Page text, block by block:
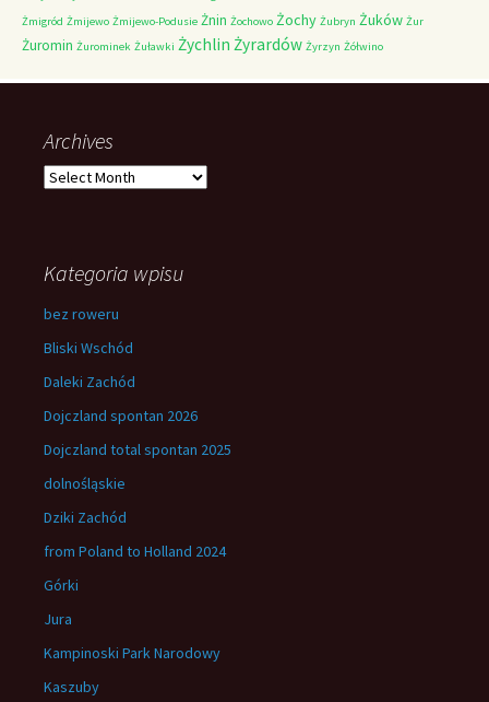
Żmigród Żmijewo Żmijewo-Podusie Żnin Żochowo Żochy Żubryn Żuków Żur
Żuromin Żurominek Żuławki Żychlin Żyrardów Żyrzyn Żółwino
Archives
Archives
Kategoria wpisu
bez roweru
Bliski Wschód
Daleki Zachód
Dojczland spontan 2026
Dojczland total spontan 2025
dolnośląskie
Dziki Zachód
from Poland to Holland 2024
Górki
Jura
Kampinoski Park Narodowy
Kaszuby